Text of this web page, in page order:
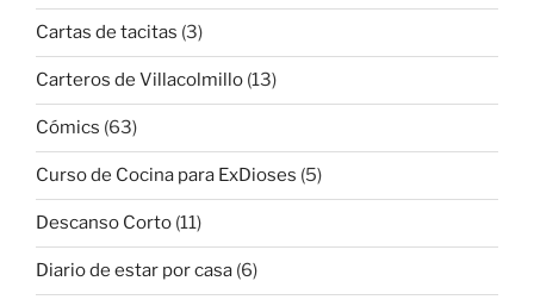
Cartas de tacitas (3)
Carteros de Villacolmillo (13)
Cómics (63)
Curso de Cocina para ExDioses (5)
Descanso Corto (11)
Diario de estar por casa (6)